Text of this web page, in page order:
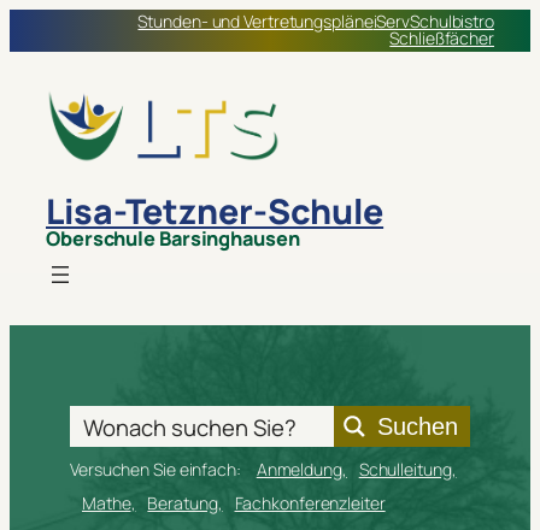
Stunden- und VertretungspläneiServSchulbistro
Schließfächer
Lisa-Tetzner-Schule
Oberschule Barsinghausen
Suchen
Versuchen Sie einfach: Anmeldung
Schulleitung
Mathe
Beratung Fachkonferenzleiter